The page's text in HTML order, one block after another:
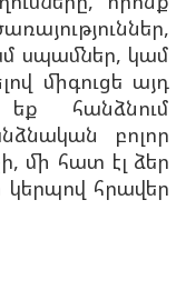
սպամներ, կամ
միգուցե այդ
հանձնում
բոլոր
մի հատ էլ ձեր
հրավեր